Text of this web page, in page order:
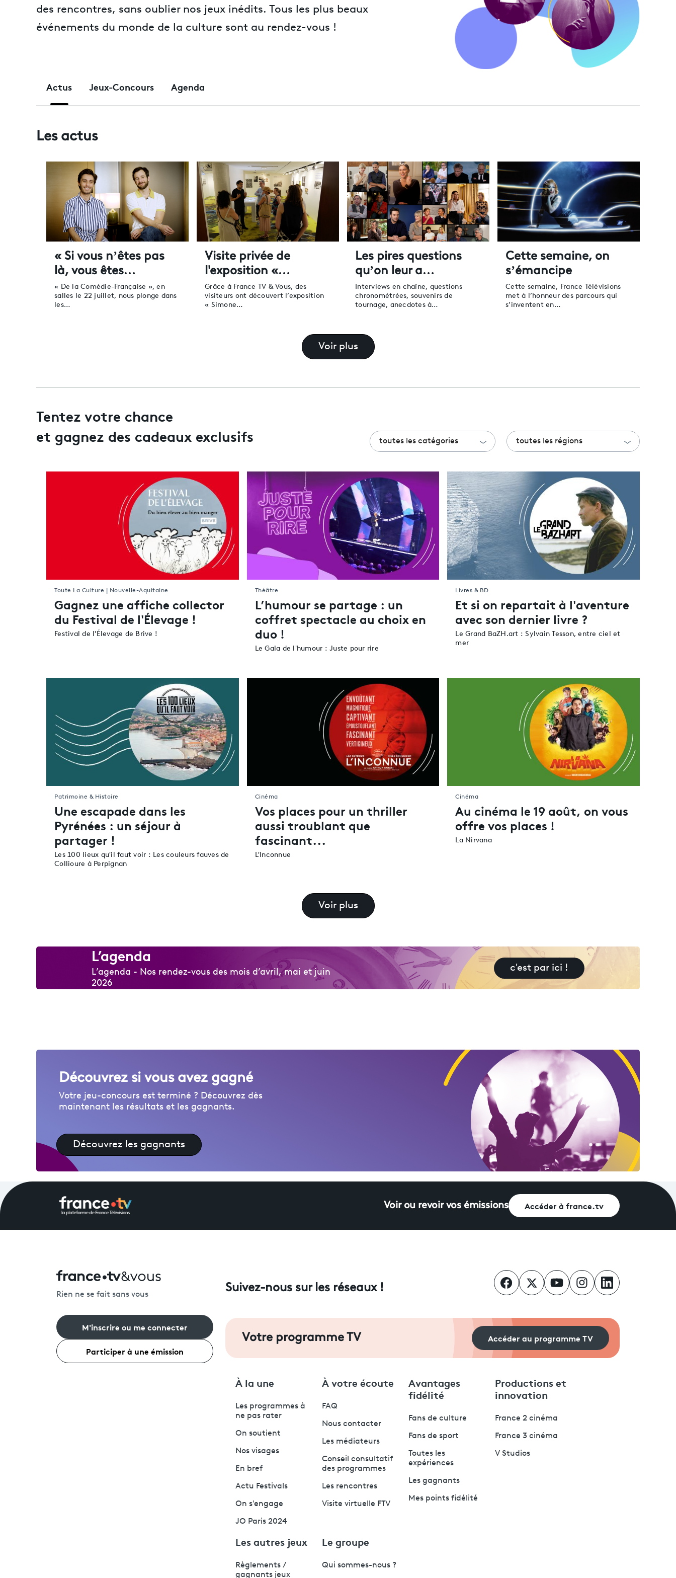
des rencontres, sans oublier nos jeux inédits. Tous les plus beaux
événements du monde de la culture sont au rendez-vous !
Actus Jeux-Concours Agenda
Les actus
« Si vous n’êtes pas
là, vous êtes…
« De la Comédie-Française », en
salles le 22 juillet, nous plonge dans
les…
Visite privée de
l'exposition «…
Grâce à France TV & Vous, des
visiteurs ont découvert l’exposition
« Simone…
Les pires questions
qu’on leur a…
Interviews en chaîne, questions
chronométrées, souvenirs de
tournage, anecdotes à…
Cette semaine, on
s’émancipe
Cette semaine, France Télévisions
met à l’honneur des parcours qui
s’inventent en…
Voir plus
Tentez votre chance
et gagnez des cadeaux exclusifs
toutes les catégories
toutes les catégories
Expositions
Livres & BD
Musiques & Danse
Patrimoine & Histoire
Théâtre
Toute la culture
toutes les régions
toutes les régions
Bretagne
Centre-Val de Loire
Corse
Grand Est
Hauts-de-France
Île-de-France
Normandie
Pays de la Loire
Provence-Alpes-Côte d’Azur
Guadeloupe
Mayotte
Nouvelle-Calédonie
Polynésie française
La Réunion
Saint-Pierre-et-Miquelon
Wallis-et-Futuna
À l'étranger
Gagnez une affiche collector
du Festival de l'Élevage !
Festival de l'Élevage de Brive !
Toute La Culture | Nouvelle-Aquitaine
L’humour se partage : un
coffret spectacle au choix en
duo !
Le Gala de l'humour : Juste pour rire
Théâtre
Et si on repartait à l'aventure
avec son dernier livre ?
Le Grand BaZH.art : Sylvain Tesson, entre ciel et
mer
Livres & BD
Une escapade dans les
Pyrénées : un séjour à
partager !
Les 100 lieux qu'il faut voir : Les couleurs fauves de
Collioure à Perpignan
Patrimoine & Histoire
Vos places pour un thriller
aussi troublant que
fascinant...
L'Inconnue
Cinéma
Au cinéma le 19 août, on vous
offre vos places !
La Nirvana
Cinéma
Voir plus
L’agenda
L’agenda - Nos rendez-vous des mois d’avril, mai et juin
2026
c'est par ici !
Découvrez si vous avez gagné
Votre jeu-concours est terminé ? Découvrez dès
maintenant les résultats et les gagnants.
Découvrez les gagnants
Voir ou revoir vos émissions Accéder à france.tv
Rien ne se fait sans vous
M'inscrire ou me connecter
Participer à une émission
Suivez-nous sur les réseaux !
Votre programme TV Accéder au programme TV
À la une
Les programmes à
ne pas rater
On soutient
Nos visages
En bref
Actu Festivals
On s'engage
JO Paris 2024
À votre écoute
FAQ
Nous contacter
Les médiateurs
Conseil consultatif
des programmes
Les rencontres
Visite virtuelle FTV
Avantages
fidélité
Fans de culture
Fans de sport
Toutes les
expériences
Les gagnants
Mes points fidélité
Productions et
innovation
France 2 cinéma
France 3 cinéma
V Studios
Les autres jeux
Règlements /
gagnants jeux
Le groupe
Qui sommes-nous ?